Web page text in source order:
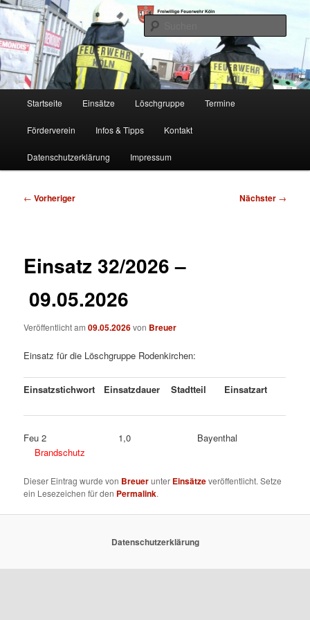
Zum
primären
Inhalt
springenFF Köln, LG RD
Freiwillige Feuerwehr Köln, Löschgruppe Rodenkirchen
Startseite Einsätze Löschgruppe Termine
Förderverein Infos & Tipps Kontakt
Datenschutzerklärung Impressum
Beitragsnavigation
← Vorheriger Nächster →
Einsatz 32/2026 –
09.05.2026
Veröffentlicht am09.05.2026von Breuer
Einsatz für die Löschgruppe Rodenkirchen:
Einsatzstichwort Einsatzdauer Stadtteil Einsatzart
Feu 2 1,0 Bayenthal
Brandschutz
Dieser Eintrag wurde von Breuerunter Einsätzeveröffentlicht. Setze
ein Lesezeichen für den Permalink.
Datenschutzerklärung